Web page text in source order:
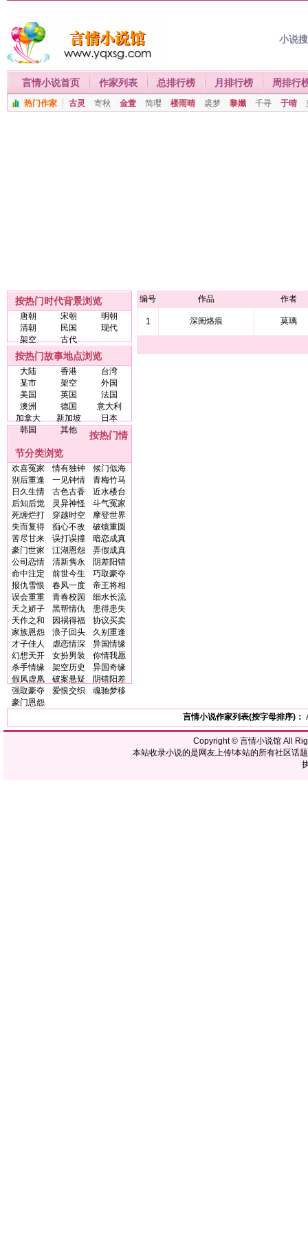
小说
言情小说首页 作家列表 总排行榜 月排行榜 周排行
热门作家 古灵 寄秋 金萱 简璎 楼雨晴 裘梦 黎孅 千寻 于晴
按热门时代背景浏览
唐朝 宋朝
明朝
清朝
民国
现代
架空
古代
按热门故事地点浏览
大陆 香港
台湾
某市
架空
外国
美国
英国
法国
澳洲
德国
意大利
加拿大
新加坡
日本
韩国
其他
按热门情
节分类浏览
欢喜冤家 情有独钟
候门似海
别后重逢
一见钟情
青梅竹马
日久生情
古色古香
近水楼台
后知后觉
灵异神怪
斗气冤家
死缠烂打
穿越时空
摩登世界
失而复得
痴心不改
破镜重圆
苦尽甘来
误打误撞
暗恋成真
豪门世家
江湖恩怨
弄假成真
公司恋情
清新隽永
阴差阳错
命中注定
前世今生
巧取豪夺
报仇雪恨
春风一度
帝王将相
误会重重
青春校园
细水长流
天之娇子
黑帮情仇
患得患失
天作之和
因祸得福
协议买卖
家族恩怨
浪子回头
久别重逢
才子佳人
虐恋情深
异国情缘
幻想天开
女扮男装
你情我愿
杀手情缘
架空历史
异国奇缘
假凤虚凰
破案悬疑
阴错阳差
强取豪夺
爱恨交织
魂驰梦移
豪门恩怨
编号 作品 作者
1 深闺烙痕 莫璃
言情小说作家列表(按字母排序)：
Copyright © 言情小说馆All
本站收录小说的是网友上传!本站的所有社区话